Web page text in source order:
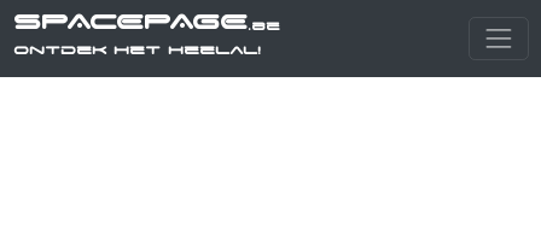
SPACEPAGE.be
Ontdek het heelal!